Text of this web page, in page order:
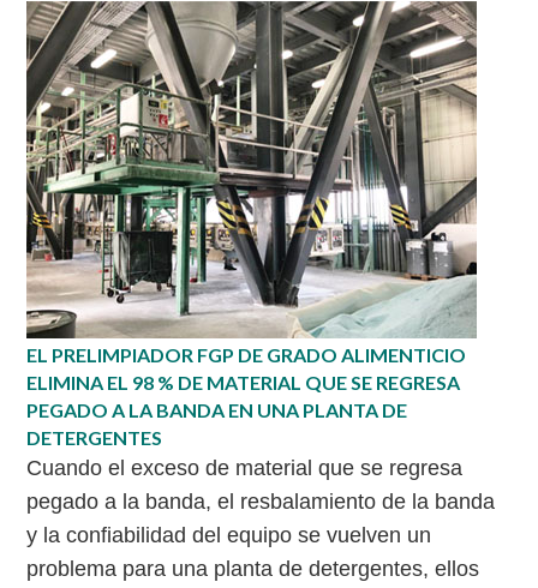
EL PRELIMPIADOR FGP DE GRADO ALIMENTICIO
ELIMINA EL 98 % DE MATERIAL QUE SE REGRESA
PEGADO A LA BANDA EN UNA PLANTA DE
DETERGENTES
Cuando el exceso de material que se regresa
pegado a la banda, el resbalamiento de la banda
y la confiabilidad del equipo se vuelven un
problema para una planta de detergentes, ellos